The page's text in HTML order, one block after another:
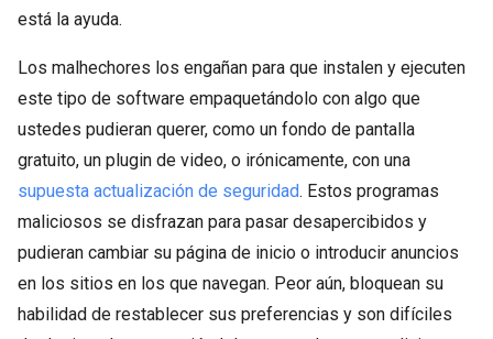
está la ayuda.
Los malhechores los engañan para que instalen y ejecuten
este tipo de software empaquetándolo con algo que
ustedes pudieran querer, como un fondo de pantalla
gratuito, un plugin de video, o irónicamente, con una
supuesta actualización de seguridad. Estos programas
maliciosos se disfrazan para pasar desapercibidos y
pudieran cambiar su página de inicio o introducir anuncios
en los sitios en los que navegan. Peor aún, bloquean su
habilidad de restablecer sus preferencias y son difíciles